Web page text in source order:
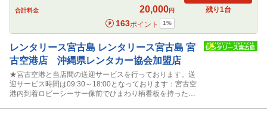
合計料金 20,000円
163ポイント 1%
残り1台
レンタリース宮古島 レンタリース宮古島 宮
古空港店 沖縄県レンタカー協会加盟店
★宮古空港と当店間の送迎サービスを行っております。送
迎サービス時間は09:30～18:00となっております：宮古空
港内到着ロビーシーサー像前でひまわり柄看板を持ったス